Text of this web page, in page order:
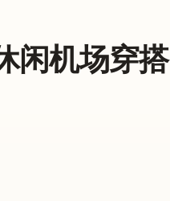
闲机场穿搭